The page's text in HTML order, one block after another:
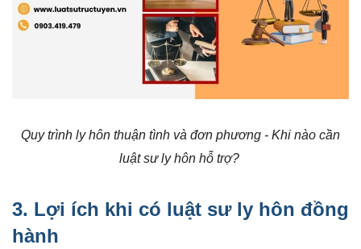
Quy trình ly hôn thuận tình và đơn phương - Khi nào cần
luật sư ly hôn hỗ trợ?
3. Lợi ích khi có luật sư ly hôn đồng
hành